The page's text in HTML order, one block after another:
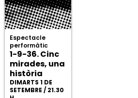
Espectacle
performàtic
1-9-36. Cinc
mirades, una
història
DIMARTS 1 DE
SETEMBRE / 21.30